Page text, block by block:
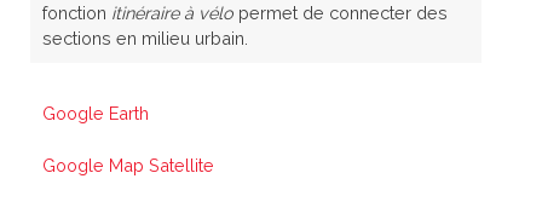
fonction itinéraire à vélopermet de connecter des
sections en milieu urbain.
Google Earth
Google Map Satellite